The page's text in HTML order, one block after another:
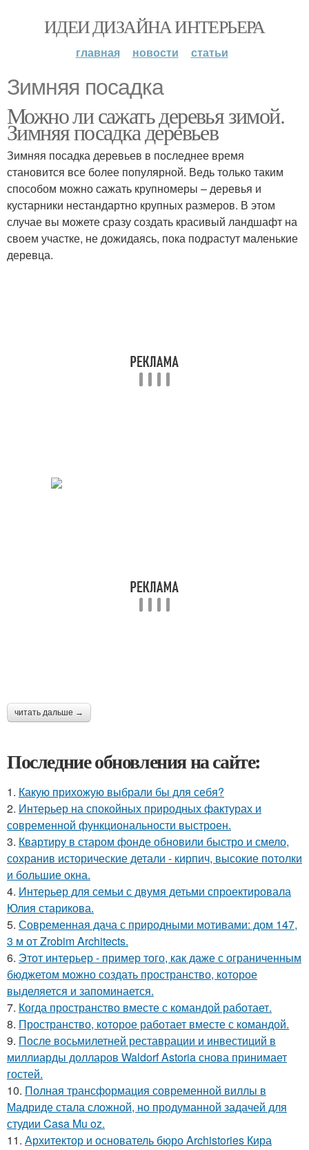
ИДЕИ ДИЗАЙНА ИНТЕРЬЕРА
главная новости статьи
Зимняя посадка
Можно ли сажать деревья зимой.
Зимняя посадка деревьев
Зимняя посадка деревьев в последнее время
становится все более популярной. Ведь только таким
способом можно сажать крупномеры – деревья и
кустарники нестандартно крупных размеров. В этом
случае вы можете сразу создать красивый ландшафт на
своем участке, не дожидаясь, пока подрастут маленькие
деревца.
читать дальше →
Последние обновления на сайте:
1. Какую прихожую выбрали бы для себя?
2. Интерьер на спокойных природных фактурах и
современной функциональности выстроен.
3. Квартиру в старом фонде обновили быстро и смело,
сохранив исторические детали - кирпич, высокие потолки
и большие окна.
4. Интерьер для семьи с двумя детьми спроектировала
Юлия старикова.
5. Современная дача с природными мотивами: дом 147,
3 м от Zrobim Architects.
6. Этот интерьер - пример того, как даже с ограниченным
бюджетом можно создать пространство, которое
выделяется и запоминается.
7. Когда пространство вместе с командой работает.
8. Пространство, которое работает вместе с командой.
9. После восьмилетней реставрации и инвестиций в
миллиарды долларов Waldorf Astoria снова принимает
гостей.
10. Полная трансформация современной виллы в
Мадриде стала сложной, но продуманной задачей для
студии Casa Mu oz.
11. Архитектор и основатель бюро Archistories Кира